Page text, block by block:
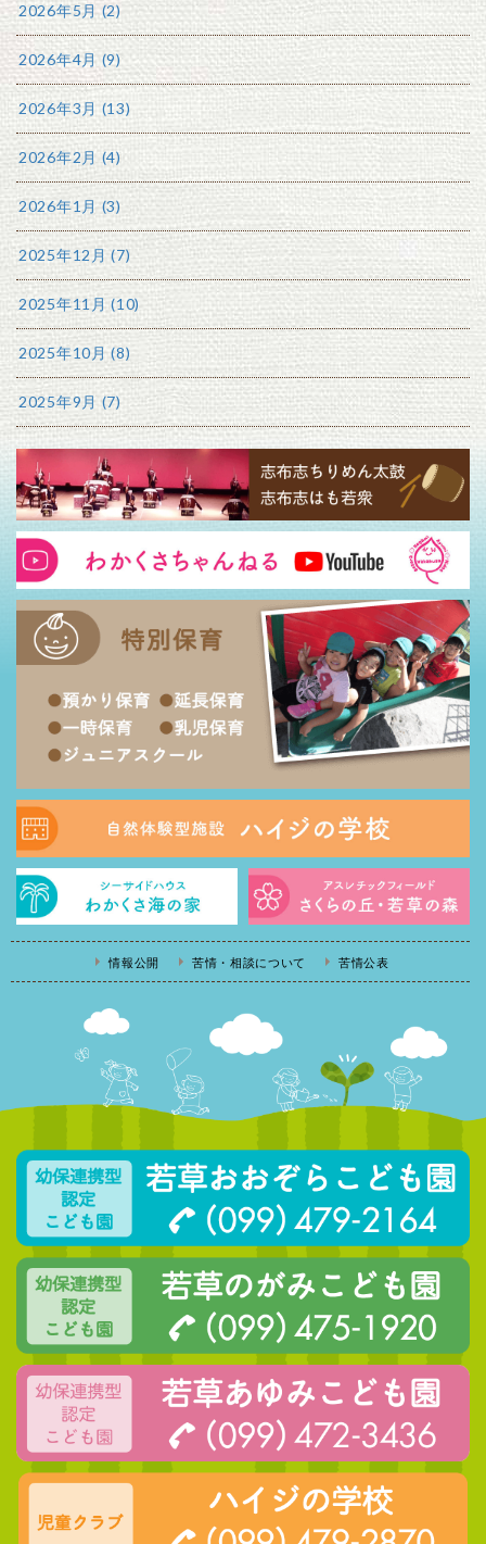
2026年5月 (2)
2026年4月 (9)
2026年3月 (13)
2026年2月 (4)
2026年1月 (3)
2025年12月 (7)
2025年11月 (10)
2025年10月 (8)
2025年9月 (7)
情報公開 苦情・相談について 苦情公表